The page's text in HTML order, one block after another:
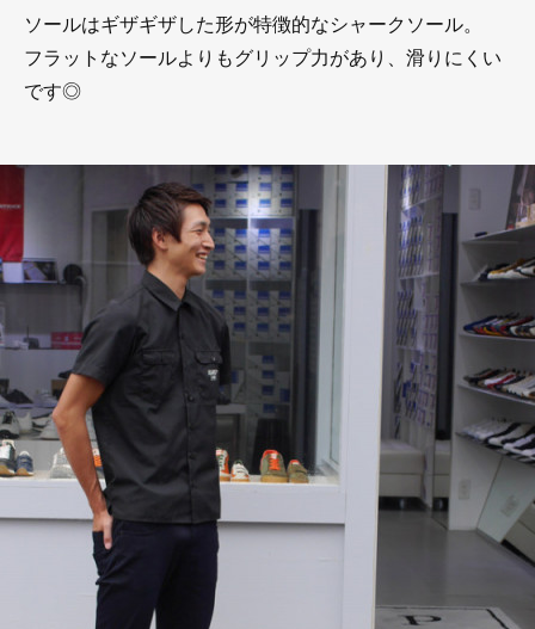
ソールはギザギザした形が特徴的なシャークソール。
フラットなソールよりもグリップ力があり、滑りにくい
です◎